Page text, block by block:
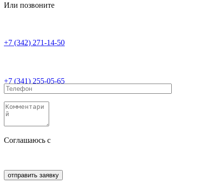
Или позвоните
+7 (342) 271-14-50
+7 (341) 255-05-65
Соглашаюсь с